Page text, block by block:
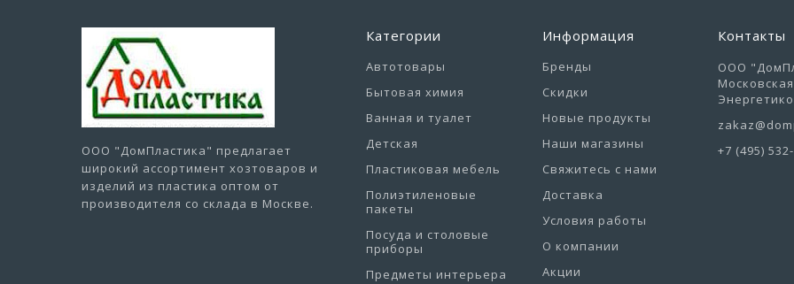
ООО "ДомПластика" предлагает
широкий ассортимент хозтоваров и
изделий из пластика оптом от
производителя со склада в Москве.
Категории
Автотовары
Бытовая химия
Ванная и туалет
Детская
Пластиковая мебель
Полиэтиленовые
пакеты
Посуда и столовые
приборы
Предметы интерьера
Информация
Бренды
Скидки
Новые продукты
Наши магазины
Свяжитесь с нами
Доставка
Условия работы
О компании
Акции
Контакты
ООО
+7 (495)